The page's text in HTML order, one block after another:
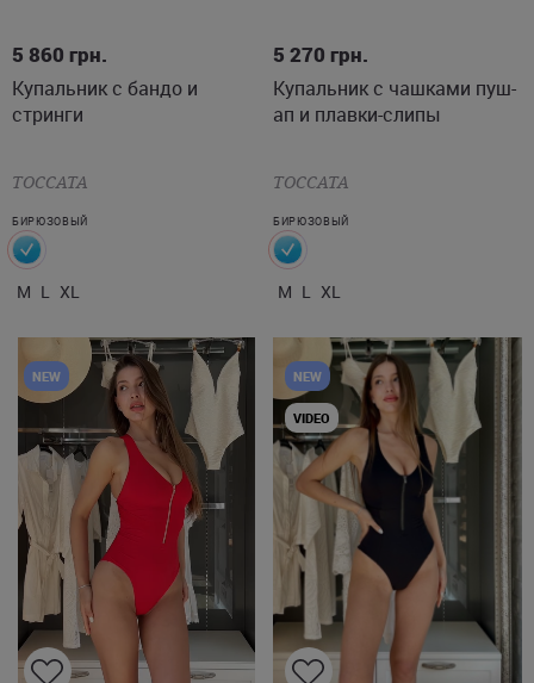
5 860 грн.
Купальник с бандо и
стринги
TOCCATA
БИРЮЗОВЫЙ
M L XL
5 270 грн.
Купальник с чашками пуш-
ап и плавки-слипы
TOCCATA
БИРЮЗОВЫЙ
M L XL
NEW NEW
VIDEO